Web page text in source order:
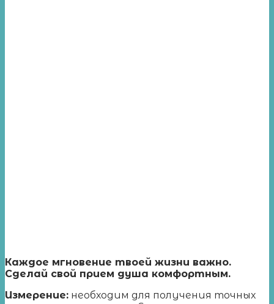
Каждое мгновение твоей жизни важно.
Сделай свой прием душа комфортным.
Измерение: необходим для получения точных